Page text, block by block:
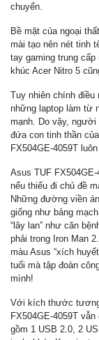
chuyển.
Bề mặt của ngoại
mài tạo nên nét tinh
tay gaming trung
khúc Acer Nitro 5
Tuy nhiên chính
những laptop làm từ
mạnh. Do vậy,
đứa con tinh thần
FX504GE-4059T
Asus TUF
nếu thiếu đi chủ đề
Những đường viền
giống như bảng
“lây lan” như căn
phải trong Iron Man
màu Asus “xích
tuổi mà tập đoàn
mình!
Với kích thước
FX504GE-4059T
gồm 1 USB 2.0, 2